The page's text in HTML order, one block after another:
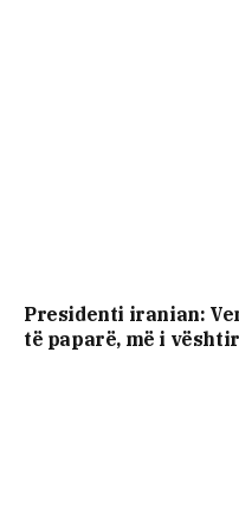
Presidenti iranian:
të paparë, më i